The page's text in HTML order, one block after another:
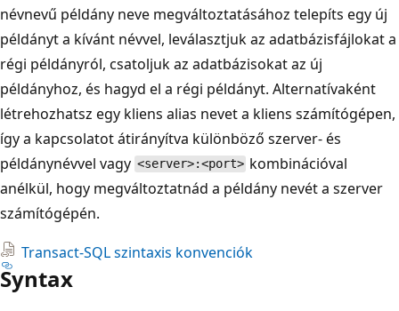
névnevű példány neve megváltoztatásához telepíts egy új
példányt a kívánt névvel, leválasztjuk az adatbázisfájlokat a
régi példányról, csatoljuk az adatbázisokat az új
példányhoz, és hagyd el a régi példányt. Alternatívaként
létrehozhatsz egy kliens alias nevet a kliens számítógépen,
így a kapcsolatot átirányítva különböző szerver- és
példánynévvel vagy <server>:<port> kombinációval
anélkül, hogy megváltoztatnád a példány nevét a szerver
számítógépén.
Transact-SQL szintaxis konvenciók
Syntax